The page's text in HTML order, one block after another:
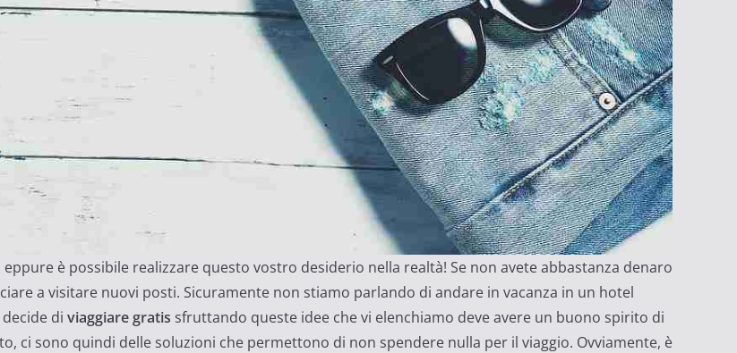
eppure è possibile realizzare questo vostro desiderio nella realtà! Se non avete abbastanza denaro
a visitare nuovi posti. Sicuramente non stiamo parlando di andare in vacanza in un hotel
di viaggiare gratis sfruttando queste idee che vi elenchiamo deve avere un buono spirito di
ci sono quindi delle soluzioni che permettono di non spendere nulla per il viaggio. Ovviamente, è